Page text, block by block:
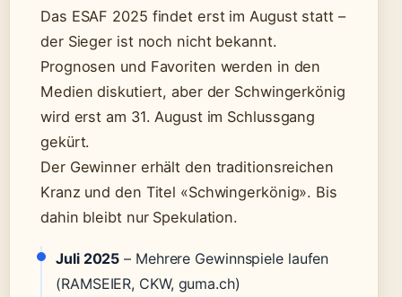
Das ESAF 2025 findet erst im August statt –
der Sieger ist noch nicht bekannt.
Prognosen und Favoriten werden in den
Medien diskutiert, aber der Schwingerkönig
wird erst am 31. August im Schlussgang
gekürt.
Der Gewinner erhält den traditionsreichen
Kranz und den Titel «Schwingerkönig». Bis
dahin bleibt nur Spekulation.
Juli 2025 – Mehrere Gewinnspiele laufen
(RAMSEIER, CKW, guma.ch)